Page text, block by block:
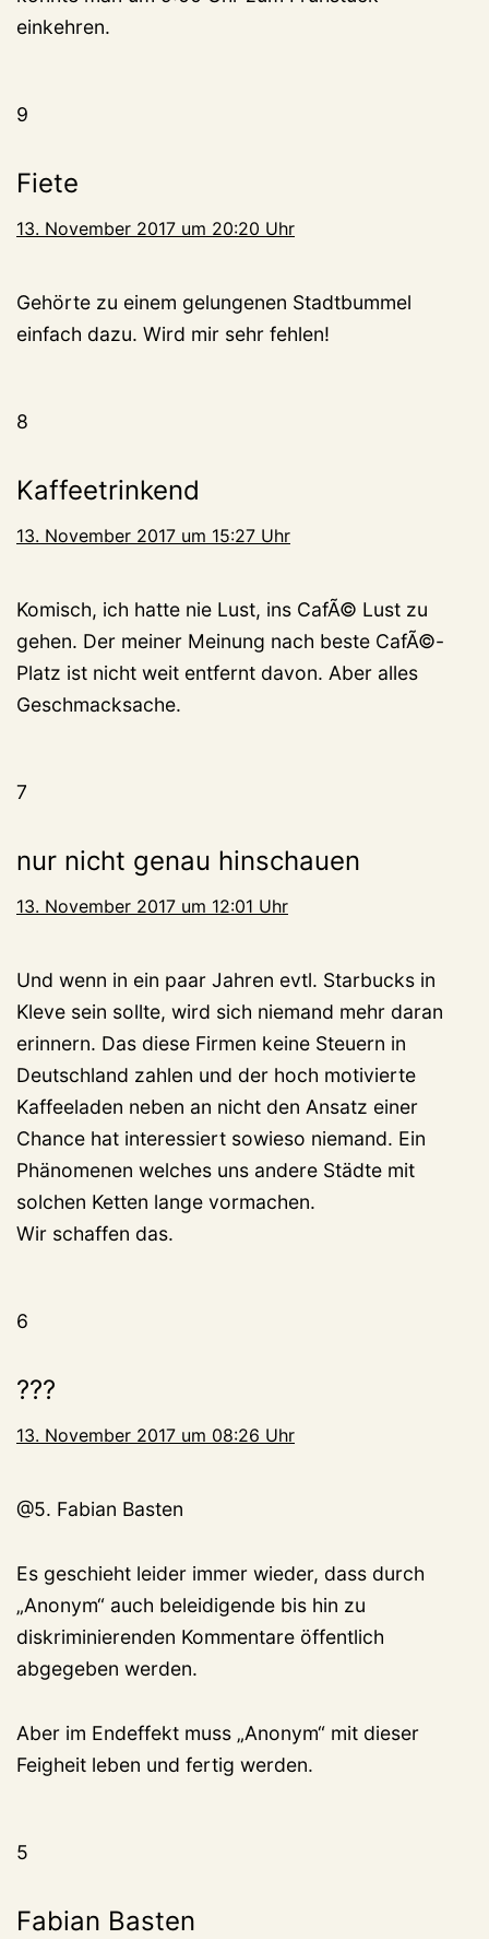
einkehren.
9
Fiete
13. November 2017 um 20:20 Uhr
Gehörte zu einem gelungenen Stadtbummel
einfach dazu. Wird mir sehr fehlen!
8
Kaffeetrinkend
13. November 2017 um 15:27 Uhr
Komisch, ich hatte nie Lust, ins CafÃ© Lust zu
gehen. Der meiner Meinung nach beste CafÃ©-
Platz ist nicht weit entfernt davon. Aber alles
Geschmacksache.
7
nur nicht genau hinschauen
13. November 2017 um 12:01 Uhr
Und wenn in ein paar Jahren evtl. Starbucks in
Kleve sein sollte, wird sich niemand mehr daran
erinnern. Das diese Firmen keine Steuern in
Deutschland zahlen und der hoch motivierte
Kaffeeladen neben an nicht den Ansatz einer
Chance hat interessiert sowieso niemand. Ein
Phänomenen welches uns andere Städte mit
solchen Ketten lange vormachen.
Wir schaffen das.
6
???
13. November 2017 um 08:26 Uhr
@5. Fabian Basten
Es geschieht leider immer wieder, dass durch
„Anonym“ auch beleidigende bis hin zu
diskriminierenden Kommentare öffentlich
abgegeben werden.
Aber im Endeffekt muss „Anonym“ mit dieser
Feigheit leben und fertig werden.
5
Fabian Basten